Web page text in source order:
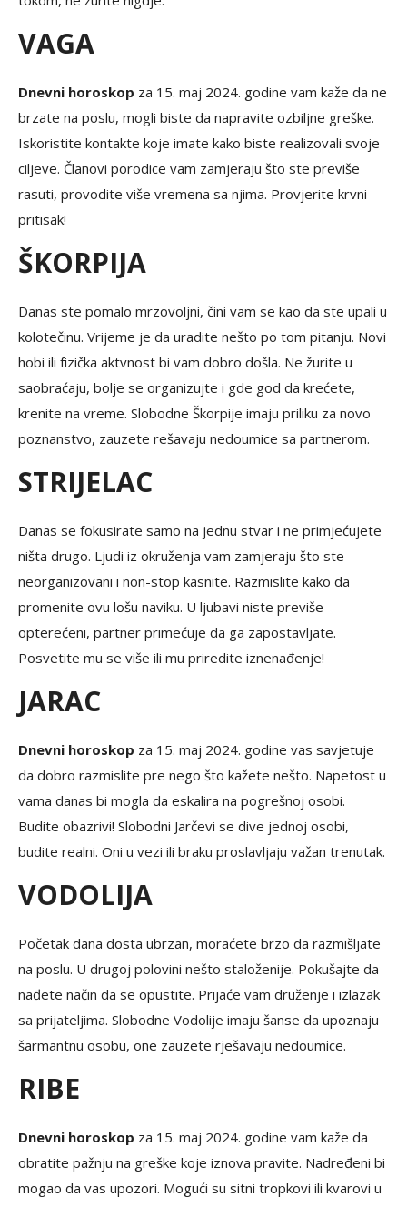
VAGA
Dnevni horoskop za 15. maj 2024. godine vam kaže da ne
brzate na poslu, mogli biste da napravite ozbiljne greške.
Iskoristite kontakte koje imate kako biste realizovali svoje
ciljeve. Članovi porodice vam zamjeraju što ste previše
rasuti, provodite više vremena sa njima. Provjerite krvni
pritisak!
ŠKORPIJA
Danas ste pomalo mrzovoljni, čini vam se kao da ste upali u
kolotečinu. Vrijeme je da uradite nešto po tom pitanju. Novi
hobi ili fizička aktvnost bi vam dobro došla. Ne žurite u
saobraćaju, bolje se organizujte i gde god da krećete,
krenite na vreme. Slobodne Škorpije imaju priliku za novo
poznanstvo, zauzete rešavaju nedoumice sa partnerom.
STRIJELAC
Danas se fokusirate samo na jednu stvar i ne primjećujete
ništa drugo. Ljudi iz okruženja vam zamjeraju što ste
neorganizovani i non-stop kasnite. Razmislite kako da
promenite ovu lošu naviku. U ljubavi niste previše
opterećeni, partner primećuje da ga zapostavljate.
Posvetite mu se više ili mu priredite iznenađenje!
JARAC
Dnevni horoskop za 15. maj 2024. godine vas savjetuje
da dobro razmislite pre nego što kažete nešto. Napetost u
vama danas bi mogla da eskalira na pogrešnoj osobi.
Budite obazrivi! Slobodni Jarčevi se dive jednoj osobi,
budite realni. Oni u vezi ili braku proslavljaju važan trenutak.
VODOLIJA
Početak dana dosta ubrzan, moraćete brzo da razmišljate
na poslu. U drugoj polovini nešto staloženije. Pokušajte da
nađete način da se opustite. Prijaće vam druženje i izlazak
sa prijateljima. Slobodne Vodolije imaju šanse da upoznaju
šarmantnu osobu, one zauzete rješavaju nedoumice.
RIBE
Dnevni horoskop za 15. maj 2024. godine vam kaže da
obratite pažnju na greške koje iznova pravite. Nadređeni bi
mogao da vas upozori. Mogući su sitni tropkovi ili kvarovi u